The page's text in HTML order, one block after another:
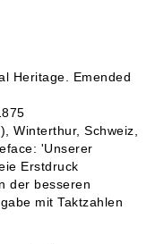
Heritage. Emended
Winterthur, Schweiz,
'Unserer
Erstdruck
der besseren
mit Taktzahlen